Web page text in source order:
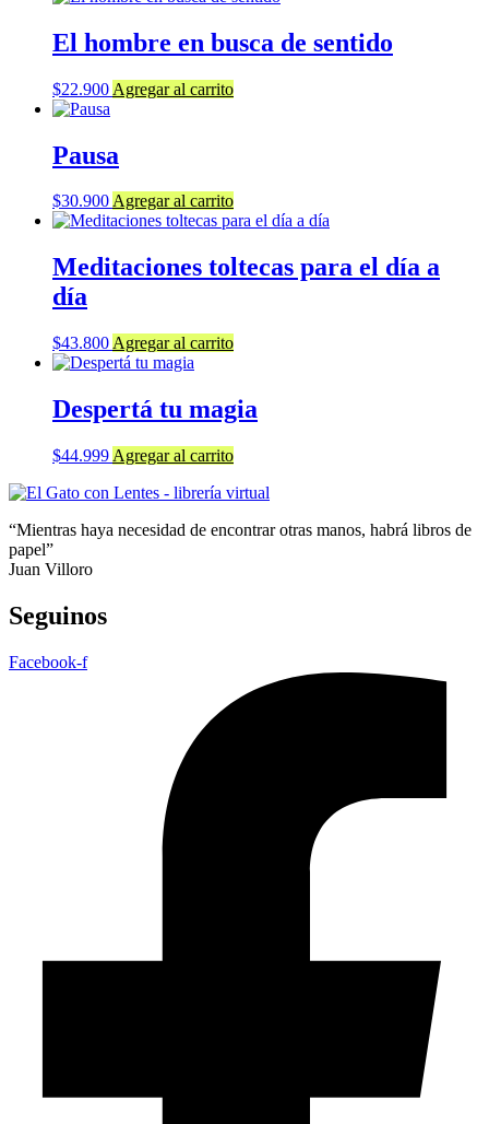
El hombre en busca de sentido
$22.900 Agregar al carrito
Pausa
$30.900Agregar al carrito
Meditaciones toltecas para el día a
día
$43.800 Agregar al carrito
Despertá tu magia
$44.999 Agregar al carrito
“Mientras haya necesidad de encontrar otras manos, habrá libros de
papel”
Juan Villoro
Seguinos
Facebook-f